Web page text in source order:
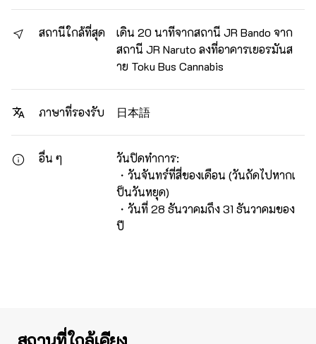
สถานีใกล้ที่สุด
เดิน 20 นาทีจากสถานี JR Bando จาก
สถานี JR Naruto ลงที่อาคารเยอรมันส
าย Toku Bus Cannabis
ภาษาที่รองรับ 日本語
อื่น ๆ
วันปิดทำการ:
・วันจันทร์ที่สี่ของเดือน (วันถัดไปหากเ
ป็นวันหยุด)
・วันที่ 28 ธันวาคมถึง 31 ธันวาคมของ
ปี